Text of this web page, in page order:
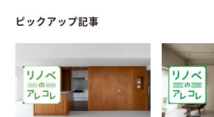
ピックアップ記事